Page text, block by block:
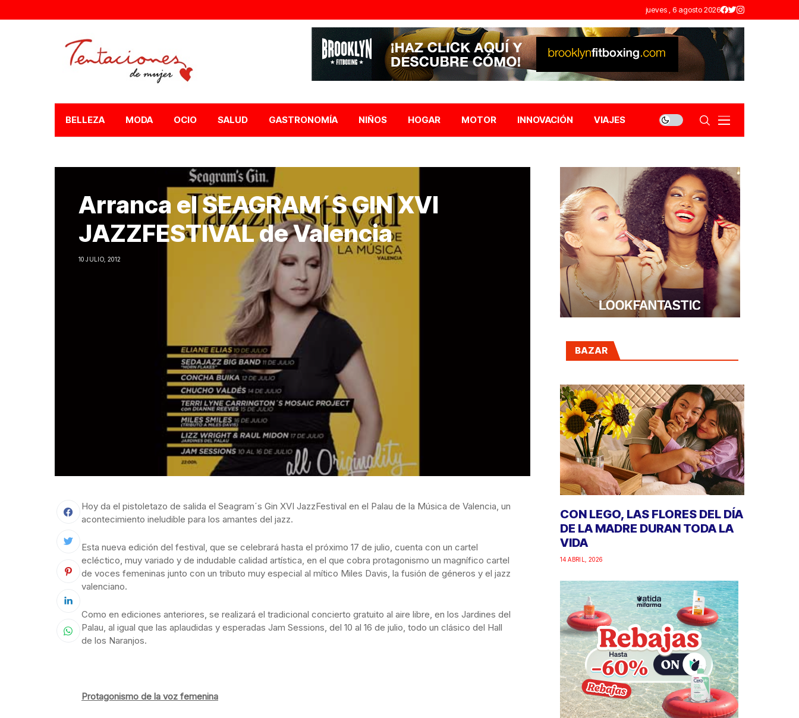
jueves , 6 agosto 2026
BELLEZA MODA OCIO SALUD GASTRONOMÍA NIÑOS HOGAR MOTOR INNOVACIÓN VIAJES
Arranca el SEAGRAM´S GIN XVI
JAZZFESTIVAL de Valencia
10 JULIO, 2012
Hoy da el pistoletazo de salida el Seagram´s Gin XVI JazzFestival en el Palau de la Música de Valencia, un
acontecimiento ineludible para los amantes del jazz.
Esta nueva edición del festival, que se celebrará hasta el próximo 17 de julio, cuenta con un cartel
ecléctico, muy variado y de indudable calidad artística, en el que cobra protagonismo un magnífico cartel
de voces femeninas junto con un tributo muy especial al mítico Miles Davis, la fusión de géneros y el jazz
valenciano.
Como en ediciones anteriores, se realizará el tradicional concierto gratuito al aire libre, en los Jardines del
Palau, al igual que las aplaudidas y esperadas Jam Sessions, del 10 al 16 de julio, todo un clásico del Hall
de los Naranjos.
Protagonismo de la voz femenina
BAZAR
CON LEGO, LAS FLORES DEL DÍA
DE LA MADRE DURAN TODA LA
VIDA
14 ABRIL, 2026